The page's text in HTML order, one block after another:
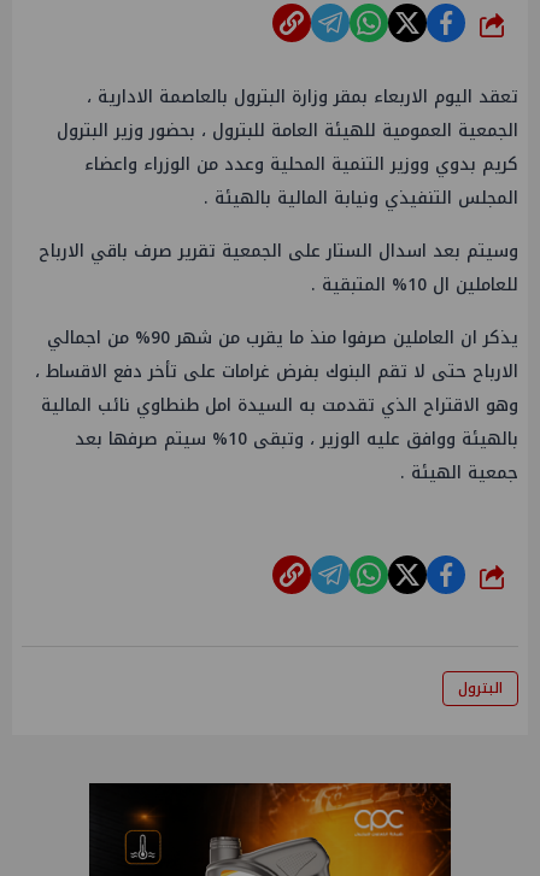
شارك
تعقد اليوم الاربعاء بمقر وزارة البترول بالعاصمة الادارية ،
الجمعية العمومية للهيئة العامة للبترول ، بحضور وزير البترول
كريم بدوي ووزير التنمية المحلية وعدد من الوزراء واعضاء
المجلس التنفيذي ونيابة المالية بالهيئة .
وسيتم بعد اسدال الستار على الجمعية تقرير صرف باقي الارباح
للعاملين ال ‎%‎10 المتبقية .
يذكر ان العاملين صرفوا منذ ما يقرب من شهر ‎%‎90 من اجمالي
الارباح حتى لا تقم البنوك بفرض غرامات على تأخر دفع الاقساط ،
وهو الاقتراح الذي تقدمت به السيدة امل طنطاوي نائب المالية
بالهيئة ووافق عليه الوزير ، وتبقى ‎%‎10 سيتم صرفها بعد
جمعية الهيئة .
شارك
البترول